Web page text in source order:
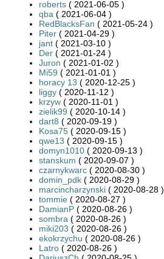
roberts ( 2021-06-05 )
qba ( 2021-06-04 )
RedBlacksFan ( 2021-05-24 )
Piter ( 2021-04-29 )
jant ( 2021-03-10 )
Der ( 2021-01-24 )
Juron ( 2021-01-02 )
Mi59 ( 2021-01-01 )
horacy 13 ( 2020-12-25 )
liggy ( 2020-11-12 )
krzyw ( 2020-11-01 )
zielik99 ( 2020-10-14 )
dart8 ( 2020-09-19 )
Kosa75 ( 2020-09-15 )
qwe13 ( 2020-09-15 )
domyn1010 ( 2020-09-13 )
stanskum ( 2020-09-07 )
czarnykwarc ( 2020-08-30 )
domin_pdk ( 2020-08-29 )
marcincharzynski ( 2020-08-28 )
tommie ( 2020-08-27 )
DamianP ( 2020-08-26 )
sombra ( 2020-08-26 )
miki203 ( 2020-08-26 )
ekokrzychu ( 2020-08-26 )
Latro ( 2020-08-26 )